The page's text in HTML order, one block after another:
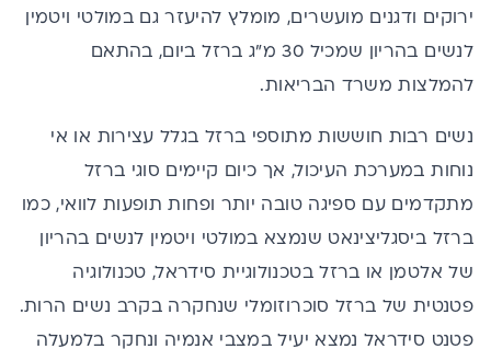
ירוקים ודגנים מועשרים, מומלץ להיעזר גם במולטי ויטמין
לנשים בהריון שמכיל 30 מ"ג ברזל ביום, בהתאם
להמלצות משרד הבריאות.
נשים רבות חוששות מתוספי ברזל בגלל עצירות או אי
נוחות במערכת העיכול, אך כיום קיימים סוגי ברזל
מתקדמים עם ספיגה טובה יותר ופחות תופעות לוואי, כמו
ברזל ביסגליצינאט שנמצא במולטי ויטמין לנשים בהריון
של אלטמן או ברזל בטכנולוגיית סידראל, טכנולוגיה
פטנטית של ברזל סוכרוזומלי שנחקרה בקרב נשים הרות.
פטנט סידראל נמצא יעיל במצבי אנמיה ונחקר בלמעלה